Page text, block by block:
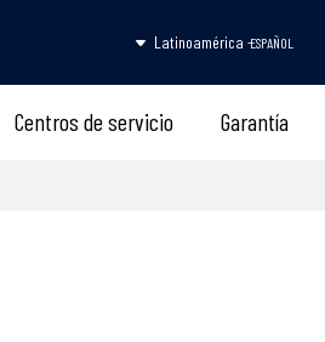
Latinoamérica -ESPAÑOL
Centros de servicio Garantía